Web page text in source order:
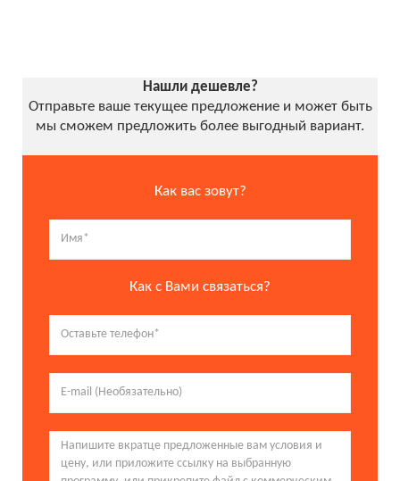
Нашли дешевле?
Отправьте ваше текущее предложение и может быть
мы сможем предложить более выгодный вариант.
Как вас зовут?
Как с Вами связаться?